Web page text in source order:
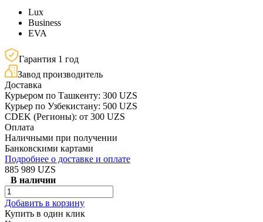
Lux
Business
EVA
Гарантия 1 год
Завод производитель
Доставка
Курьером по Ташкенту: 300 UZS
Курьер по Узбекистану: 500 UZS
CDEK (Регионы): от 300 UZS
Оплата
Наличными при получении
Банковскими картами
Подробнее о доставке и оплате
885 989 UZS
В наличии
Добавить в корзину
Купить в один клик